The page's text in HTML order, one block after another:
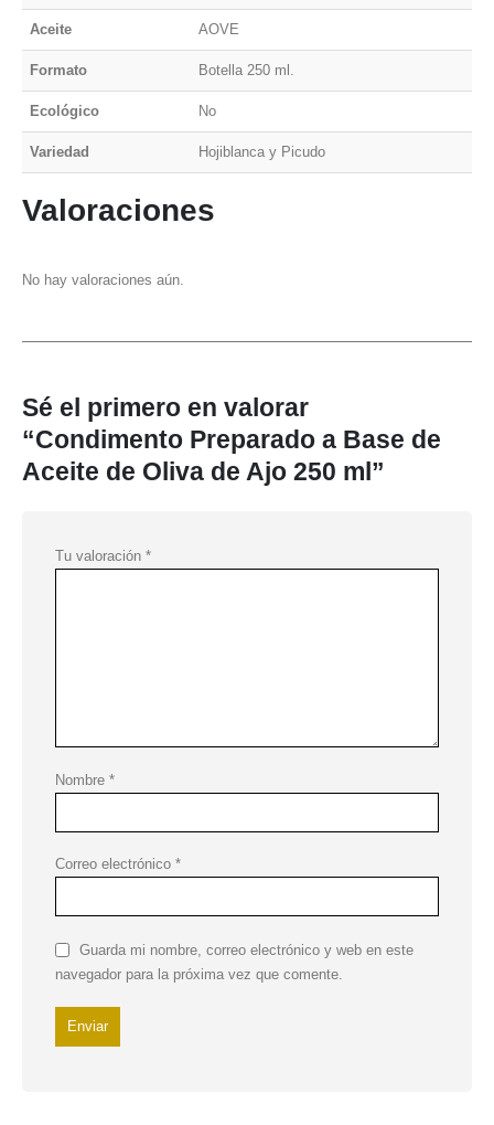
Aceite AOVE
Formato Botella 250 ml.
Ecológico No
Variedad Hojiblanca y Picudo
Valoraciones
No hay valoraciones aún.
Sé el primero en valorar
“Condimento Preparado a Base de
Aceite de Oliva de Ajo 250 ml”
Tu valoración *
Nombre *
Correo electrónico *
Guarda mi nombre, correo electrónico y web en este
navegador para la próxima vez que comente.